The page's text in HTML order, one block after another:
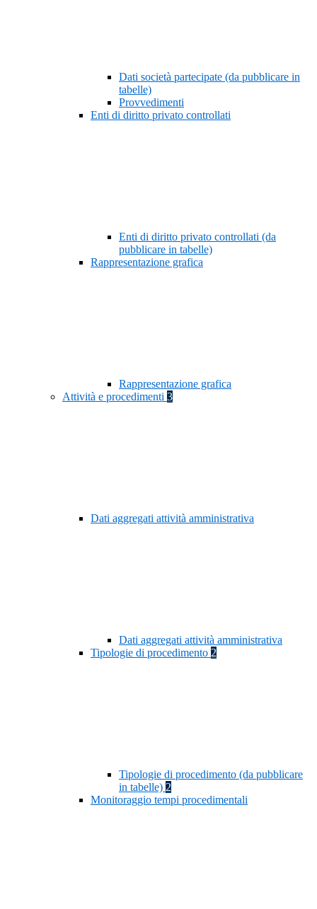
Dati società partecipate (da pubblicare in
tabelle)
Provvedimenti
Enti di diritto privato controllati
Enti di diritto privato controllati (da
pubblicare in tabelle)
Rappresentazione grafica
Rappresentazione grafica
Attività e procedimenti 3
Dati aggregati attività amministrativa
Dati aggregati attività amministrativa
Tipologie di procedimento 2
Tipologie di procedimento (da pubblicare
in tabelle) 2
Monitoraggio tempi procedimentali